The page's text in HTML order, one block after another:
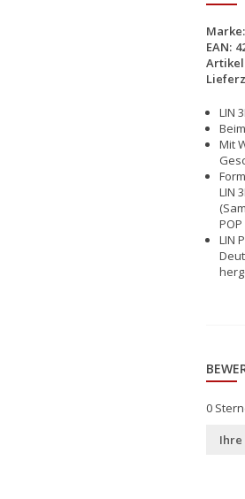
Marke:
EAN:
LIN
Mit
LIN
LIN
0